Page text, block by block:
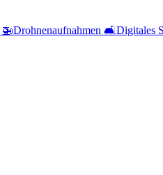
🚁Drohnenaufnahmen 🛋️Digitales